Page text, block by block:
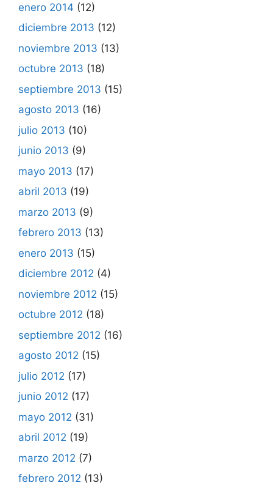
enero 2014 (12)
diciembre 2013 (12)
noviembre 2013 (13)
octubre 2013 (18)
septiembre 2013 (15)
agosto 2013 (16)
julio 2013 (10)
junio 2013 (9)
mayo 2013 (17)
abril 2013 (19)
marzo 2013 (9)
febrero 2013 (13)
enero 2013 (15)
diciembre 2012 (4)
noviembre 2012 (15)
octubre 2012 (18)
septiembre 2012 (16)
agosto 2012 (15)
julio 2012 (17)
junio 2012 (17)
mayo 2012 (31)
abril 2012 (19)
marzo 2012 (7)
febrero 2012 (13)